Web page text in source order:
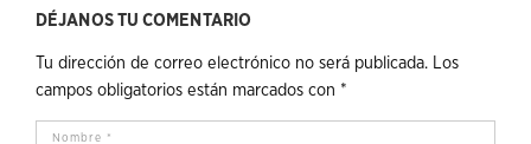
DÉJANOS TU COMENTARIO
Tu dirección de correo electrónico no será publicada.
Los
campos obligatorios están marcados con *